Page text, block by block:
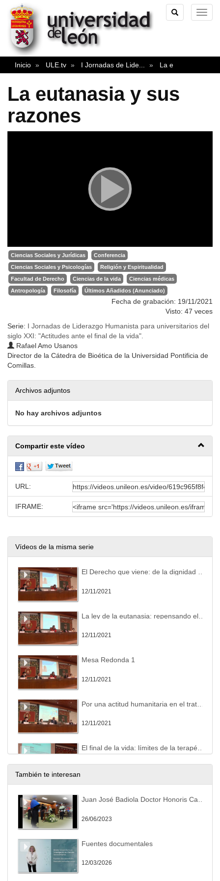
TOGGLE
SEARCH
Inicio ULE.tv I Jornadas de Lide La e
La eutanasia y sus
razones
Ciencias Sociales y Jurídicas
Conferencia
Ciencias Sociales y Psicologías
Religión y Espiritualidad
Facultad de Derecho
Ciencias de la vida
Ciencias médicas
Antropología
Filosofía Últimos Añadidos (Anunciado)
Fecha de grabación: 19/11/2021
Visto: 47 veces
Serie: I Jornadas de Liderazgo Humanista para universitarios del
siglo XXI: "Actitudes ante el final de la vida".
Rafael Amo Usanos
Director de la Cátedra de Bioética de la Universidad Pontificia de
Comillas.
Archivos adjuntos
No hay archivos adjuntos
Compartir este vídeo
URL:
IFRAME:
Vídeos de la misma serie
12/11/2021
12/11/2021
Mesa Redonda 1
12/11/2021
12/11/2021
También te interesan
26/06/2023
Fuentes documentales
12/03/2026